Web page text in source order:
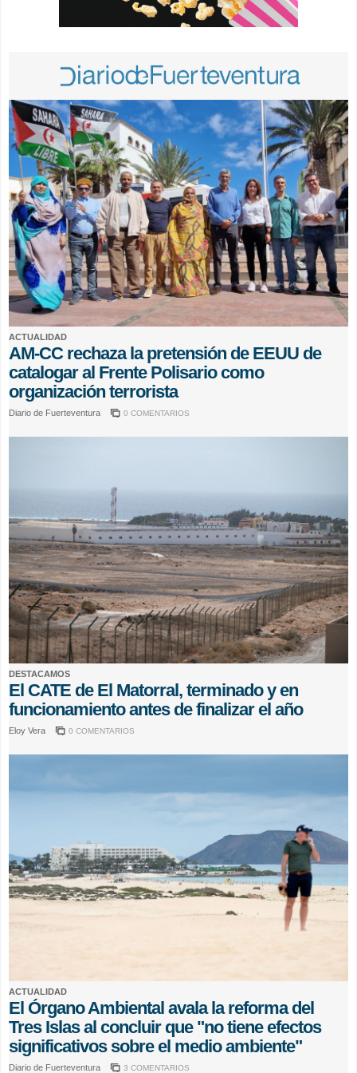
ACTUALIDAD
AM-CC rechaza la pretensión de EEUU de
catalogar al Frente Polisario como
organización terrorista
Diario de Fuerteventura 0 COMENTARIOS
DESTACAMOS
El CATE de El Matorral, terminado y en
funcionamiento antes de finalizar el año
Eloy Vera 0 COMENTARIOS
ACTUALIDAD
El Órgano Ambiental avala la reforma del
Tres Islas al concluir que "no tiene efectos
significativos sobre el medio ambiente"
Diario de Fuerteventura 3 COMENTARIOS